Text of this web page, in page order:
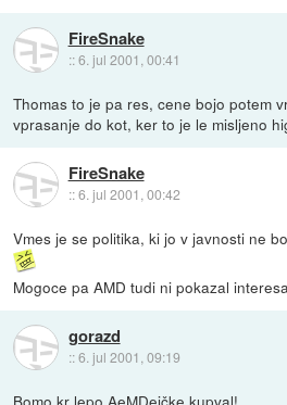
FireSnake
::6. jul 2001, 00:41
Thomas to je pa res, cene bojo potem
vprasanje do kot, ker to je le misljeno
FireSnake
::6. jul 2001, 00:42
Vmes je se politika, ki jo v javnosti ne
Mogoce pa AMD tudi ni pokazal
gorazd
::6. jul 2001, 09:19